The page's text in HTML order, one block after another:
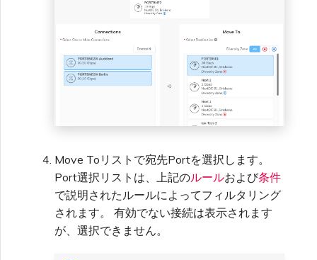
Move Toリストで宛先Portを選択します。
Port選択リストは、上記のルールおよび条件
で説明されたルールによってフィルタリング
されます。 有効でない接続は表示されます
が、選択できません。